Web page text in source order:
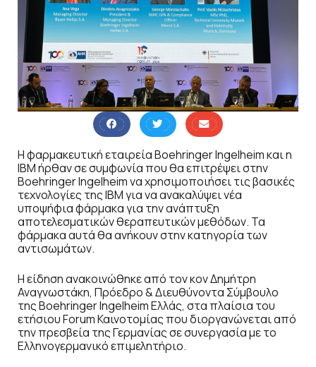
Η φαρμακευτική εταιρεία Boehringer Ingelheim και η
IBM ήρθαν σε συμφωνία που θα επιτρέψει στην
Boehringer Ingelheim να χρησιμοποιήσει τις βασικές
τεχνολογίες της IBM για να ανακαλύψει νέα
υποψήφια φάρμακα για την ανάπτυξη
αποτελεσματικών θεραπευτικών μεθόδων. Τα
φάρμακα αυτά θα ανήκουν στην κατηγορία των
αντισωμάτων.
Η είδηση ανακοινώθηκε από τον κον Δημήτρη
Αναγνωστάκη, Πρόεδρο & Διευθύνοντα Σύμβουλο
της Boehringer Ingelheim Ελλάς, στα πλαίσια του
ετήσιου Forum Καινοτομίας που διοργανώνεται από
την πρεσβεία της Γερμανίας σε συνεργασία με το
Ελληνογερμανικό επιμελητήριο.